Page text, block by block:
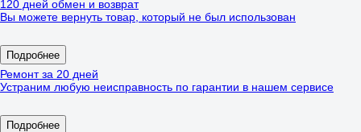
120 дней обмен и возврат
Вы можете вернуть товар, который не был использован
Подробнее
Ремонт за 20 дней
Устраним любую неисправность по гарантии в нашем сервисе
Подробнее